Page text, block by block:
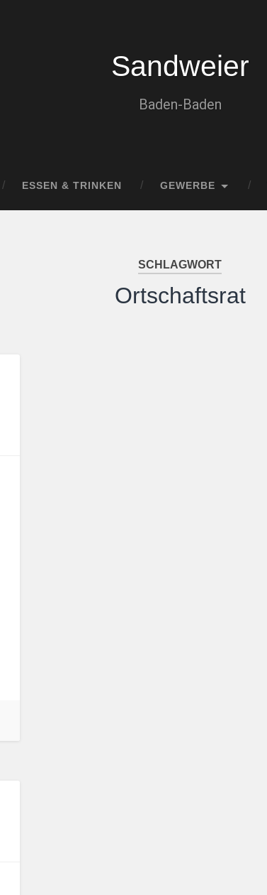
Sandweier
Baden-Baden
ESSEN & TRINKEN GEWERBE
SCHLAGWORT
Ortschaftsrat